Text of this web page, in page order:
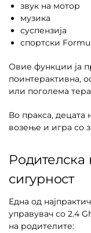
звук на мотор
музика
суспензија
спортски
Овие функции ја
поинтерактивна,
или поголема
Во пракса, децата
возење и игра со
Родителска
сигурност
Една од
управувач со 2.4
на родителите: